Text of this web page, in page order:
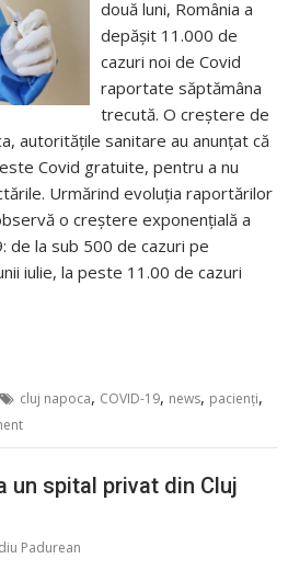
două luni, România a
depășit 11.000 de
cazuri noi de Covid
raportate săptămâna
trecută. O creștere de
autoritățile sanitare au anunțat că
Covid gratuite, pentru a nu
Urmărind evoluția raportărilor
o creștere exponențială a
de la sub 500 de cazuri pe
iulie, la peste 11.00 de cazuri
cluj napoca, COVID-19, news, pacienţi,
un spital privat din Cluj
Padurean